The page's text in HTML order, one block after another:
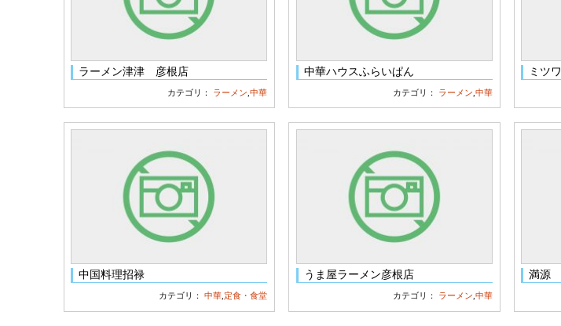
ラーメン津津 彦根店
カテゴリ： ラーメン ,中華
中華ハウスふらいぱん
カテゴリ： ラーメン ,中華
ミツワ
中国料理招禄
カテゴリ：中華 ,定食・食堂
うま屋ラーメン彦根店
カテゴリ： ラーメン ,中華
満源